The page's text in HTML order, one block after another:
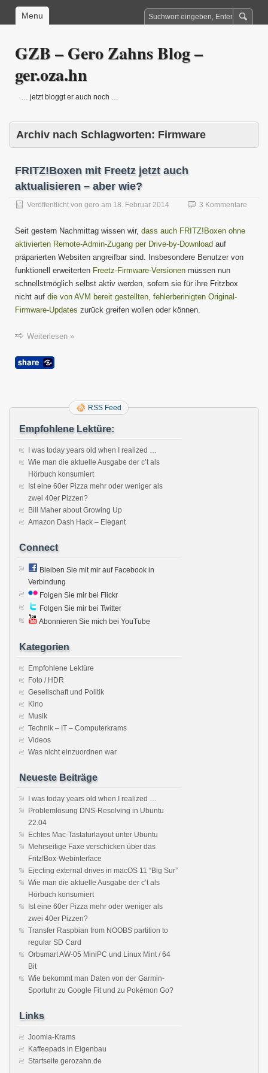
Menu
GZB – Gero Zahns Blog –
ger.oza.hn
… jetzt bloggt er auch noch …
Archiv nach Schlagworten: Firmware
FRITZ!Boxen mit Freetz jetzt auch
aktualisieren – aber wie?
Veröffentlicht von gero am 18. Februar 2014 3 Kommentare
Seit gestern Nachmittag wissen wir, dass auch FRITZ!Boxen ohne
aktivierten Remote-Admin-Zugang per Drive-by-Download auf
präparierten Websiten angreifbar sind. Insbesondere Benutzer von
funktionell erweiterten Freetz-Firmware-Versionen müssen nun
schnellstmöglich selbst aktiv werden, sofern sie für ihre Fritzbox
nicht auf die von AVM bereit gestellten, fehlerberinigten Original-
Firmware-Updates zurück greifen wollen oder können.
Weiterlesen »
RSS Feed
Empfohlene Lektüre:
I was today years old when I realized …
Wie man die aktuelle Ausgabe der c’t als
Hörbuch konsumiert
Ist eine 60er Pizza mehr oder weniger als
zwei 40er Pizzen?
Bill Maher about Growing Up
Amazon Dash Hack – Elegant
Connect
Bleiben Sie mit mir auf Facebook in
Verbindung
Folgen Sie mir bei Flickr
Folgen Sie mir bei Twitter
Abonnieren Sie mich bei YouTube
Kategorien
Empfohlene Lektüre
Foto / HDR
Gesellschaft und Politik
Kino
Musik
Technik – IT – Computerkrams
Videos
Was nicht einzuordnen war
Neueste Beiträge
I was today years old when I realized …
Problemlösung DNS-Resolving in Ubuntu
22.04
Echtes Mac-Tastaturlayout unter Ubuntu
Mehrseitige Faxe verschicken über das
Fritz!Box-Webinterface
Ejecting external drives in macOS 11 “Big Sur”
Wie man die aktuelle Ausgabe der c’t als
Hörbuch konsumiert
Ist eine 60er Pizza mehr oder weniger als
zwei 40er Pizzen?
Transfer Raspbian from NOOBS partition to
regular SD Card
Orbsmart AW-05 MiniPC und Linux Mint / 64
Bit
Wie bekommt man Daten von der Garmin-
Sportuhr zu Google Fit und zu Pokémon Go?
Links
Joomla-Krams
Kaffeepads in Eigenbau
Startseite gerozahn.de